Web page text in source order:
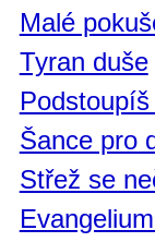
Malé
Tyran duše
Podstoupíš
Šance pro
Střež se